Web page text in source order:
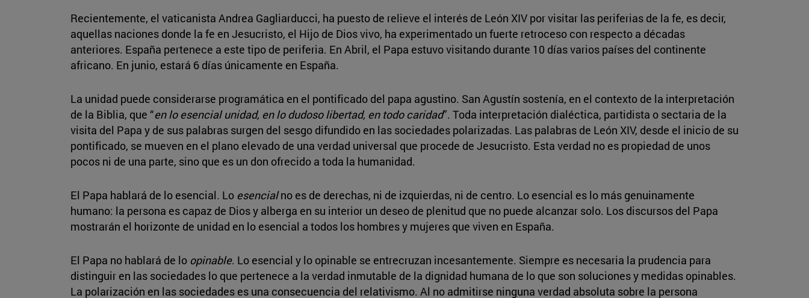
Recientemente, el vaticanista Andrea Gagliarducci, ha puesto de relieve el interés de León XIV por visitar las periferias de la fe, es decir,
aquellas naciones donde la fe en Jesucristo, el Hijo de Dios vivo, ha experimentado un fuerte retroceso con respecto a décadas
anteriores. España pertenece a este tipo de periferia. En Abril, el Papa estuvo visitando durante 10 días varios países del continente
africano. En junio, estará 6 días únicamente en España.
La unidad puede considerarse programática en el pontificado del papa agustino. San Agustín sostenía, en el contexto de la interpretación
de la Biblia, que “en lo esencial unidad, en lo dudoso libertad, en todo caridad”. Toda interpretación dialéctica, partidista o sectaria de la
visita del Papa y de sus palabras surgen del sesgo difundido en las sociedades polarizadas. Las palabras de León XIV, desde el inicio de su
pontificado, se mueven en el plano elevado de una verdad universal que procede de Jesucristo. Esta verdad no es propiedad de unos
pocos ni de una parte, sino que es un don ofrecido a toda la humanidad.
El Papa hablará de lo esencial. Lo esencialno es de derechas, ni de izquierdas, ni de centro. Lo esencial es lo más genuinamente
humano: la persona es capaz de Dios y alberga en su interior un deseo de plenitud que no puede alcanzar solo. Los discursos del Papa
mostrarán el horizonte de unidad en lo esencial a todos los hombres y mujeres que viven en España.
El Papa no hablará de lo opinable. Lo esencial y lo opinable se entrecruzan incesantemente. Siempre es necesaria la prudencia para
distinguir en las sociedades lo que pertenece a la verdad inmutable de la dignidad humana de lo que son soluciones y medidas opinables.
La polarización en las sociedades es una consecuencia del relativismo. Al no admitirse ninguna verdad absoluta sobre la persona